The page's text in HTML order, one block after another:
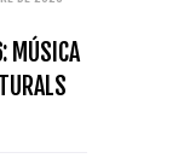
MÚSICA